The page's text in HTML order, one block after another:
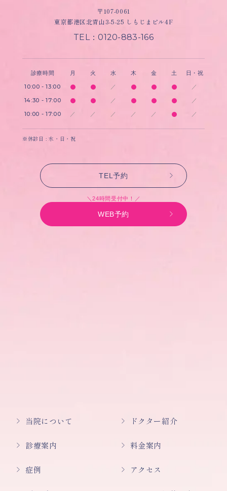
〒107-0061
東京都港区北青山3-5-25 しもじまビル4F
TEL：0120-883-166
診療時間 月 火 水 木 金 土 日・祝
10:00 - 13:00 ／ ／
14:30 - 17:00 ／ ／
10:00 - 17:00 ／ ／ ／ ／ ／ ／
※休診日 : 水・日・祝
TEL予約
＼24時間受付中！／
WEB予約
当院について ドクター紹介
診療案内 料金案内
症例 アクセス